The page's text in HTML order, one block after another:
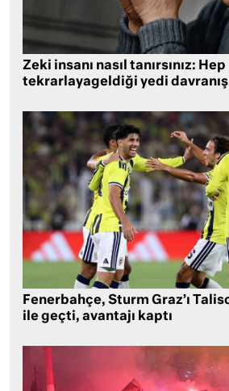
Zeki insanı nasıl tanırsınız: Hep
tekrarlayageldiği yedi davranış
Fenerbahçe, Sturm Graz’ı
ile geçti, avantajı kaptı